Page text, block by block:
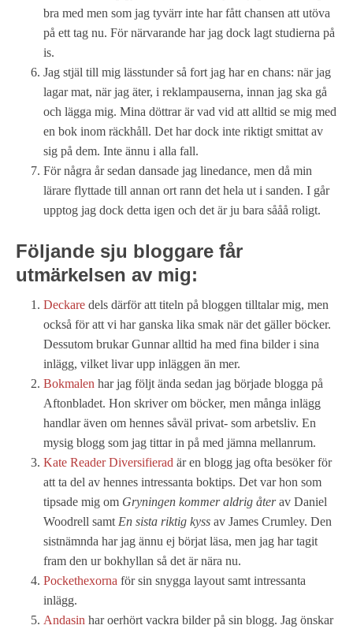
bra med men som jag tyvärr inte har fått chansen att utöva
på ett tag nu. För närvarande har jag dock lagt studierna på
is.
Jag stjäl till mig lässtunder så fort jag har en chans: när jag
lagar mat, när jag äter, i reklampauserna, innan jag ska gå
och lägga mig. Mina döttrar är vad vid att alltid se mig med
en bok inom räckhåll. Det har dock inte riktigt smittat av
sig på dem. Inte ännu i alla fall.
För några år sedan dansade jag linedance, men då min
lärare flyttade till annan ort rann det hela ut i sanden. I går
upptog jag dock detta igen och det är ju bara sååå roligt.
Följande sju bloggare får
utmärkelsen av mig:
Deckare dels därför att titeln på bloggen tilltalar mig, men
också för att vi har ganska lika smak när det gäller böcker.
Dessutom brukar Gunnar alltid ha med fina bilder i sina
inlägg, vilket livar upp inläggen än mer.
Bokmalen har jag följt ända sedan jag började blogga på
Aftonbladet. Hon skriver om böcker, men många inlägg
handlar även om hennes såväl privat- som arbetsliv. En
mysig blogg som jag tittar in på med jämna mellanrum.
Kate Reader Diversifierad är en blogg jag ofta besöker för
att ta del av hennes intressanta boktips. Det var hon som
tipsade mig om Gryningen kommer aldrig återav Daniel
Woodrell samt En sista riktig kyss av James Crumley. Den
sistnämnda har jag ännu ej börjat läsa, men jag har tagit
fram den ur bokhyllan så det är nära nu.
Pockethexorna för sin snygga layout samt intressanta
inlägg.
Andasin har oerhört vackra bilder på sin blogg. Jag önskar